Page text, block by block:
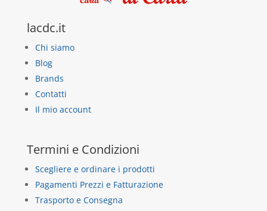
lacdc.it
Chi siamo
Blog
Brands
Contatti
Il mio account
Termini e Condizioni
Scegliere e ordinare i prodotti
Pagamenti Prezzi e Fatturazione
Trasporto e Consegna